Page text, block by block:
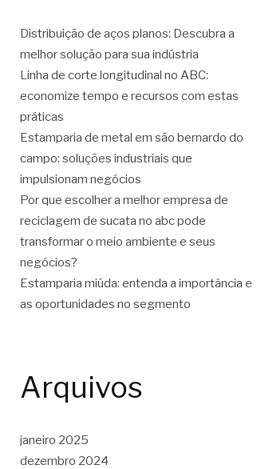
Distribuição de aços planos: Descubra a
melhor solução para sua indústria
Linha de corte longitudinal no ABC:
economize tempo e recursos com estas
práticas
Estamparia de metal em são bernardo do
campo: soluções industriais que
impulsionam negócios
Por que escolher a melhor empresa de
reciclagem de sucata no abc pode
transformar o meio ambiente e seus
negócios?
Estamparia miúda: entenda a importância e
as oportunidades no segmento
Arquivos
janeiro 2025
dezembro 2024